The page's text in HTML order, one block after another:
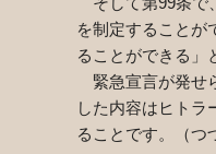
を制定することが
ることができる」
緊急宣言が発せ
した内容はヒトラ
ることです。（つ